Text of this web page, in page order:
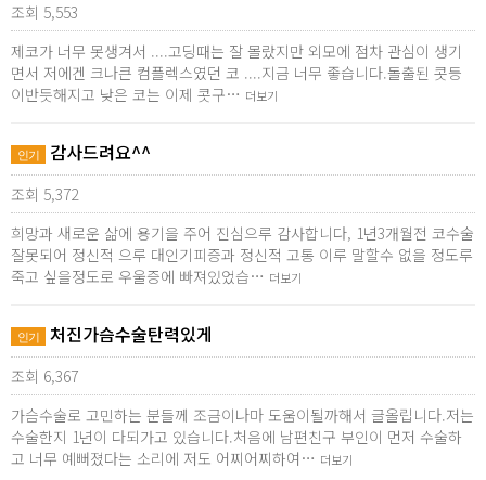
조회 5,553
제코가 너무 못생겨서 ....고딩때는 잘 몰랐지만 외모에 점차 관심이 생기
면서 저에겐 크나큰 컴플렉스였던 코 ....지금 너무 좋습니다.돌출된 콧등
이반듯해지고 낮은 코는 이제 콧구… 더보기
인기 감사드려요^^
조회 5,372
희망과 새로운 삶에 용기을 주어 진심으루 감사합니다, 1년3개월전 코수술
잘못되어 정신적 으루 대인기피증과 정신적 고통 이루 말할수 없을 정도루
죽고 싶을정도로 우울증에 빠져있었습… 더보기
인기 처진가슴수술탄력있게
조회 6,367
가슴수술로 고민하는 분들께 조금이나마 도움이될까해서 글올립니다.저는
수술한지 1년이 다되가고 있습니다.처음에 남편친구 부인이 먼저 수술하
고 너무 예뻐졌다는 소리에 저도 어찌어찌하여… 더보기